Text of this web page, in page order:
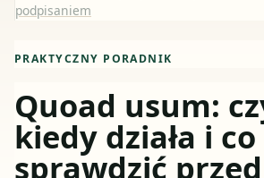
podpisaniem
PRAKTYCZNY PORADNIK
Quoad usum:
kiedy działa i co
sprawdzić przed